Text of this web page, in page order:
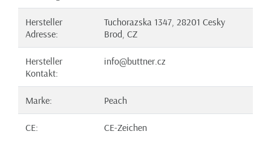
Hersteller
Adresse:
Tuchorazska 1347, 28201 Cesky
Brod, CZ
Hersteller
Kontakt:
info@buttner.cz
Marke: Peach
CE: CE-Zeichen